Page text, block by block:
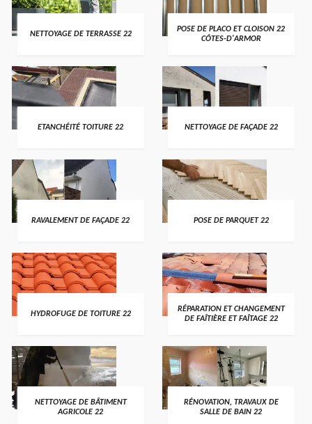
NETTOYAGE DE TERRASSE 22
POSE DE PLACO ET CLOISON 22
CÔTES-D'ARMOR
ETANCHÉITÉ TOITURE 22 NETTOYAGE DE FAÇADE 22
RAVALEMENT DE FAÇADE 22 POSE DE PARQUET 22
HYDROFUGE DE TOITURE 22
RÉPARATION ET CHANGEMENT
DE FAÎTIÈRE ET FAÎTAGE 22
NETTOYAGE DE BÂTIMENT
AGRICOLE 22
RÉNOVATION, TRAVAUX DE
SALLE DE BAIN 22